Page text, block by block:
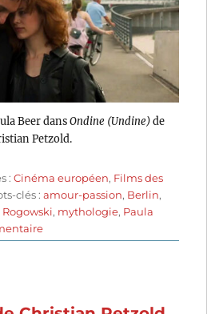
Beer dansOndine (Undine)de
Petzold.
:Cinéma européen, Films des
clés :amour-passion, Berlin,
Rogowski, mythologie, Paula
sur
Ondine
Petzold